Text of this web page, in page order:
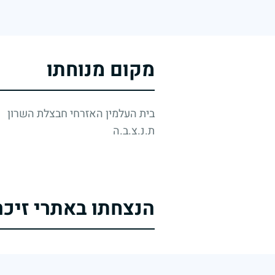
מקום מנוחתו
בית העלמין האזרחי חבצלת השרון
ת.נ.צ.ב.ה
הנצחתו באתרי